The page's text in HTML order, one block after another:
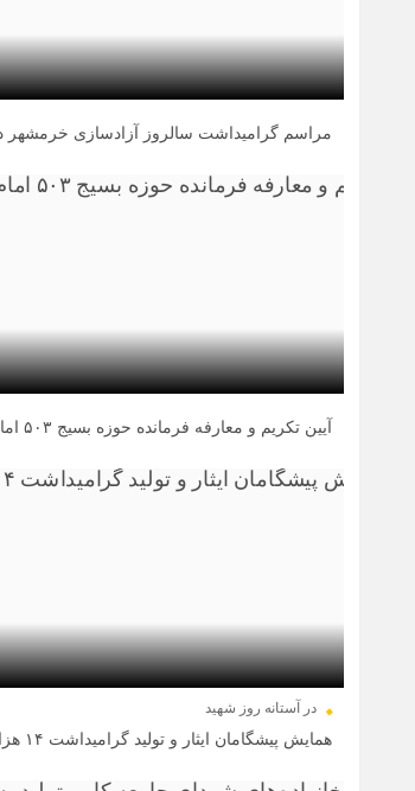
مراسم گرامیداشت سالروز آزادسازی خرمشهر
آیین تکریم و معارفه فرمانده حوزه بسیج ۵۰۳ امام حسن مجتبی(ع) برگزار و شهید شاخص سال ۱۴۰۴ گروه خودروسازی سایپا معرفی شد.
21 اسفند 1403
در آستانه روز شهید
همایش پیشگامان ایثار و تولید گرامیداشت ۱۴ هزار شهید جامعه کارگری کشور برگزار شد